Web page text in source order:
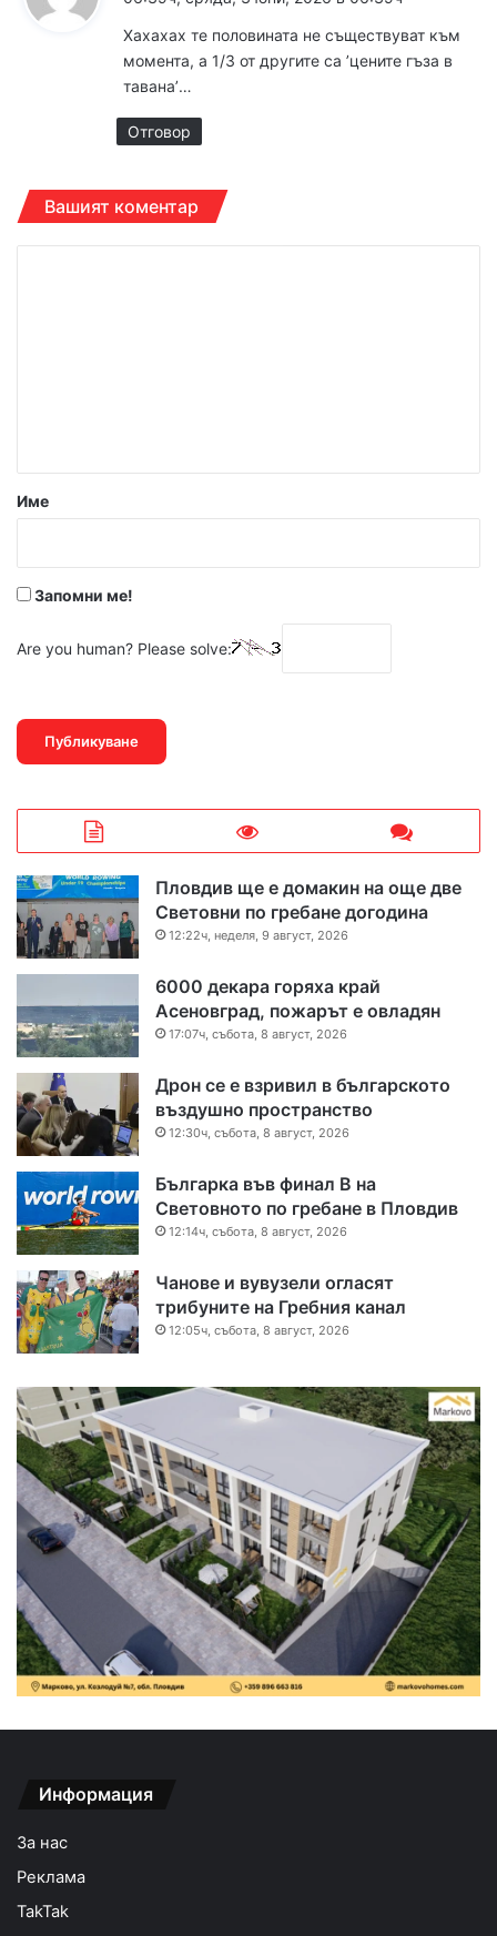
а
:
Xaxaxax те половината не съществуват към
момента, а 1/3 от другите са ʼцените гъза в
таванаʼ…
Отговор
Вашият коментар
р
Име
Запомни ме!
Are you human? Please solve:
Пловдив ще е домакин на още две
Световни по гребане догодина
12:22ч, неделя, 9 август, 2026
6000 декара горяха край
Асеновград, пожарът е овладян
17:07ч, събота, 8 август, 2026
Дрон се е взривил в българското
въздушно пространство
12:30ч, събота, 8 август, 2026
Българка във финал B на
Световното по гребане в Пловдив
12:14ч, събота, 8 август, 2026
Чанове и вувузели огласят
трибуните на Гребния канал
12:05ч, събота, 8 август, 2026
Информация
За нас
Реклама
TakTak